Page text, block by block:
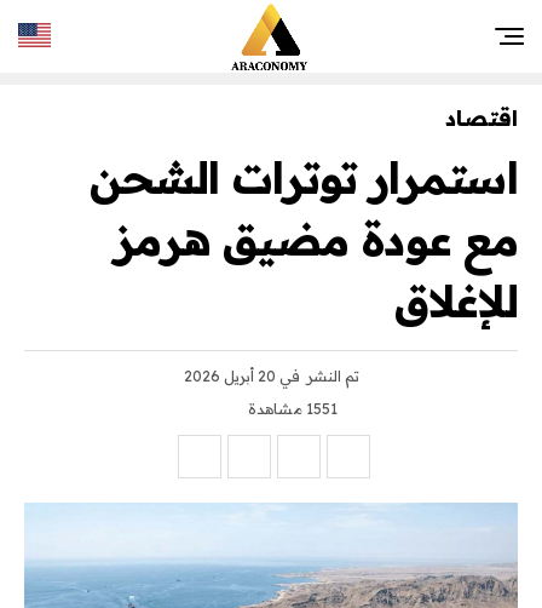
اقتصاد
استمرار توترات الشحن
مع عودة مضيق هرمز
للإغلاق
تم النشر في 20 أبريل 2026
1551 مشاهدة